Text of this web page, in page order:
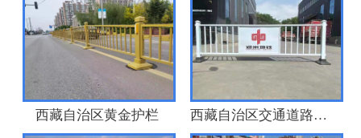
西藏自治区黄金护栏 西藏自治区交通道路护栏